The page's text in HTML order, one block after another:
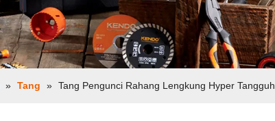
» Tang » Tang Pengunci Rahang Lengkung Hyper Tangguh